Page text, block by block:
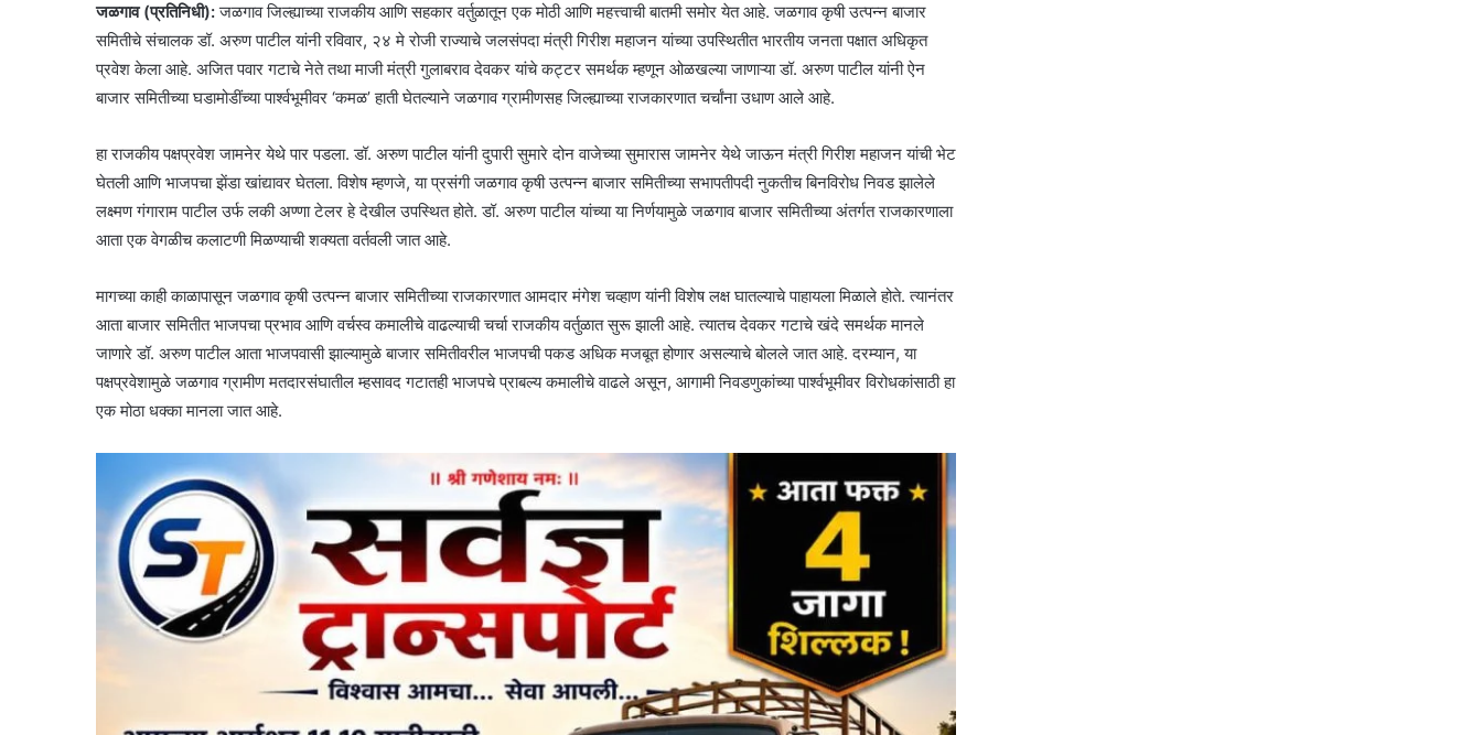
जळगाव (प्रतिनिधी):जळगाव जिल्ह्याच्या राजकीय आणि सहकार वर्तुळातून एक मोठी आणि महत्त्वाची बातमी समोर येत आहे. जळगाव कृषी उत्पन्न बाजार
समितीचे संचालक डॉ. अरुण पाटील यांनी रविवार, २४ मे रोजी राज्याचे जलसंपदा मंत्री गिरीश महाजन यांच्या उपस्थितीत भारतीय जनता पक्षात अधिकृत
प्रवेश केला आहे. अजित पवार गटाचे नेते तथा माजी मंत्री गुलाबराव देवकर यांचे कट्टर समर्थक म्हणून ओळखल्या जाणाऱ्या डॉ. अरुण पाटील यांनी ऐन
बाजार समितीच्या घडामोडींच्या पार्श्वभूमीवर ‘कमळ’ हाती घेतल्याने जळगाव ग्रामीणसह जिल्ह्याच्या राजकारणात चर्चांना उधाण आले आहे.
हा राजकीय पक्षप्रवेश जामनेर येथे पार पडला. डॉ. अरुण पाटील यांनी दुपारी सुमारे दोन वाजेच्या सुमारास जामनेर येथे जाऊन मंत्री गिरीश महाजन यांची भेट
घेतली आणि भाजपचा झेंडा खांद्यावर घेतला. विशेष म्हणजे, या प्रसंगी जळगाव कृषी उत्पन्न बाजार समितीच्या सभापतीपदी नुकतीच बिनविरोध निवड झालेले
लक्ष्मण गंगाराम पाटील उर्फ लकी अण्णा टेलर हे देखील उपस्थित होते. डॉ. अरुण पाटील यांच्या या निर्णयामुळे जळगाव बाजार समितीच्या अंतर्गत राजकारणाला
आता एक वेगळीच कलाटणी मिळण्याची शक्यता वर्तवली जात आहे.
मागच्या काही काळापासून जळगाव कृषी उत्पन्न बाजार समितीच्या राजकारणात आमदार मंगेश चव्हाण यांनी विशेष लक्ष घातल्याचे पाहायला मिळाले होते. त्यानंतर
आता बाजार समितीत भाजपचा प्रभाव आणि वर्चस्व कमालीचे वाढल्याची चर्चा राजकीय वर्तुळात सुरू झाली आहे. त्यातच देवकर गटाचे खंदे समर्थक मानले
जाणारे डॉ. अरुण पाटील आता भाजपवासी झाल्यामुळे बाजार समितीवरील भाजपची पकड अधिक मजबूत होणार असल्याचे बोलले जात आहे. दरम्यान, या
पक्षप्रवेशामुळे जळगाव ग्रामीण मतदारसंघातील म्हसावद गटातही भाजपचे प्राबल्य कमालीचे वाढले असून, आगामी निवडणुकांच्या पार्श्वभूमीवर विरोधकांसाठी हा
एक मोठा धक्का मानला जात आहे.